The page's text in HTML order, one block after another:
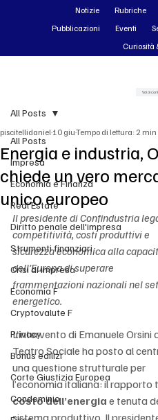
All Posts
Impresa
Economia e Finanza
Real Estate
Diritto penale dell'impresa
Strumenti finanziari
Crisi di impresa
Economia F
Cryptovalute F
Privacy
Bonus edilizi
Corte Giustizia Europea
Condominio
All Posts
Energia e industria,
chiede un vero
unico europeo
piscitellidaniel 10 giuTempo di lettura: 2 min
Il presidente di Confindustria
competitività, costi produttivi e
sicurezza economica alla
dell’Europa di superare
frammentazioni nazionali nel
energetico.
L’intervento di Emanuele Orsini
Teatro Sociale ha posto al
una questione strutturale per
l’economia italiana: il rapporto
costo dell’energia e tenuta
sistema produttivo. Il
Notizie Rubriche
Pubblicazioni
Eventi
Curiosità
Vai ai